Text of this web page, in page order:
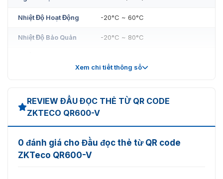
Liên hệ ngay với chúng tôi để nhận thêm những tư vấn
miễn phí – Báo giá nhanh nhất kèm ưu đãi khi mua đầu
đọc QR600-V.
Nhiệt Độ Hoạt Động -20°C ~ 60°C
Nhiệt Độ Bảo Quản -20°C ~ 80°C
Xem chi tiết thông số
REVIEW ĐẦU ĐỌC THẺ TỪ QR CODE
ZKTECO QR600-V
0 đánh giá cho Đầu đọc thẻ từ QR code
ZKTeco QR600-V